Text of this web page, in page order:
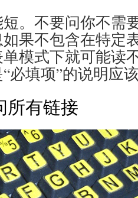
。不要问你不需
果不包含在特定
模式下就可能读
必填项”的说明应
所有链接